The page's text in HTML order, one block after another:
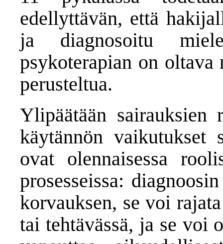
edellyttävän, että
ja diagnosoitu
psykoterapian on
perusteltua.
Ylipäätään sairauksien
käytännön vaikutukset
ovat olennaisessa
prosesseissa:
korvauksen, se voi
tai tehtävässä, ja se voi